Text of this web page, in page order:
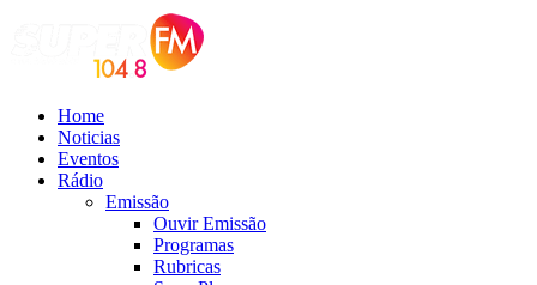
Home
Noticias
Eventos
Rádio
Emissão
Ouvir Emissão
Programas
Rubricas